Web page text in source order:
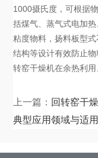
1000摄氏度，可根据
括煤气、蒸气式电加
粘度物料，扬料板型
结构等设计有效防止
转窑干燥机在余热利
上一篇： 回转窑干
典型应用领域与适